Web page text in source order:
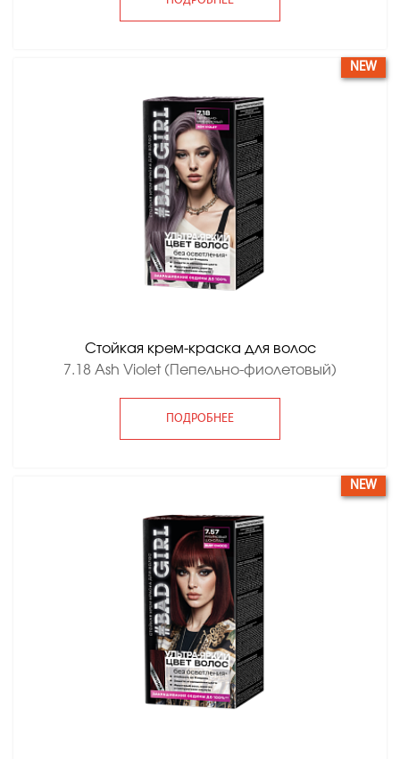
Стойкая крем-краска для волос
7.18 Ash Violet (Пепельно-фиолетовый)
ПОДРОБНЕЕ
NEW
NEW